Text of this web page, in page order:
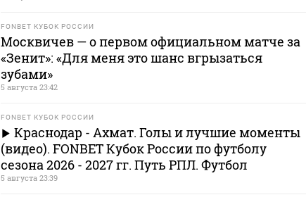
FONBET КУБОК РОССИИ
Москвичев — о первом официальном матче за
«Зенит»: «Для меня это шанс вгрызаться
зубами»
5 августа 23:42
FONBET КУБОК РОССИИ
Краснодар - Ахмат. Голы и лучшие моменты
(видео). FONBET Кубок России по футболу
сезона 2026 - 2027 гг. Путь РПЛ. Футбол
5 августа 23:39